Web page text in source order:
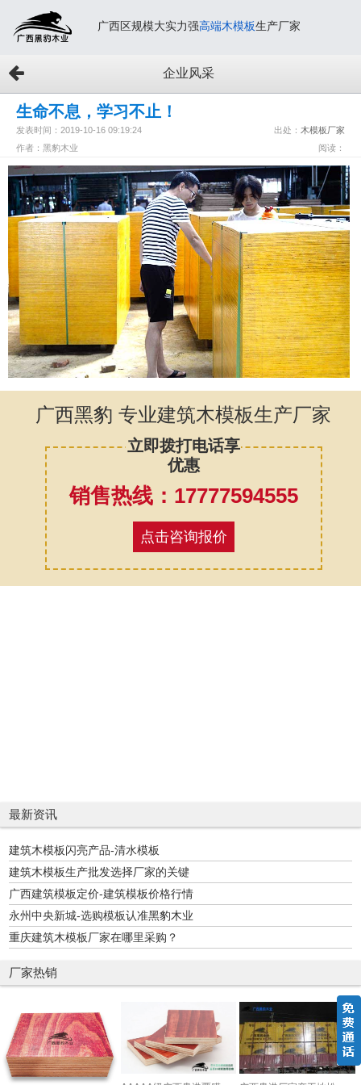
广西区规模大实力强高端木模板生产厂家
企业风采
生命不息，学习不止！
发表时间：2019-10-16 09:19:24 出处： 木模板厂家
作者：黑豹木业
阅读：
广西黑豹 专业建筑木模板生产厂家
立即拨打电话享
优惠
销售热线：17777594555
点击咨询报价
最新资讯
建筑木模板闪亮产品-清水模板
建筑木模板生产批发选择厂家的关键
广西建筑模板定价-建筑模板价格行情
永州中央新城-选购模板认准黑豹木业
重庆建筑木模板厂家在哪里采购？
厂家热销